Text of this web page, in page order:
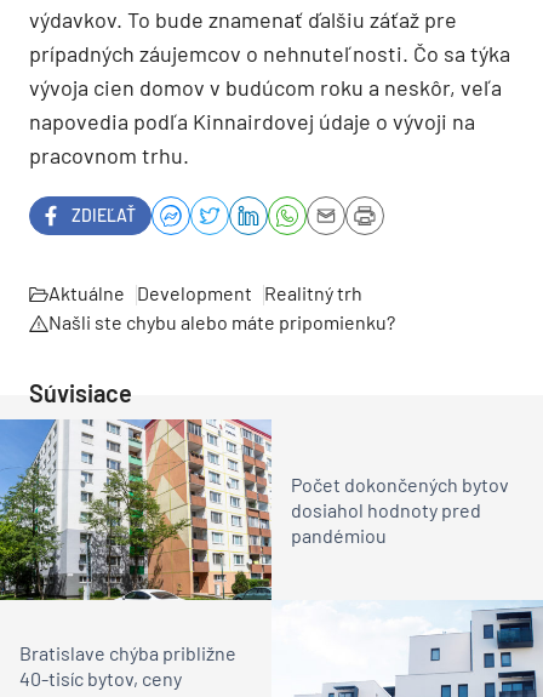
výdavkov. To bude znamenať ďalšiu záťaž pre
prípadných záujemcov o nehnuteľnosti. Čo sa týka
vývoja cien domov v budúcom roku a neskôr, veľa
napovedia podľa Kinnairdovej údaje o vývoji na
pracovnom trhu.
ZDIEĽAŤ
Aktuálne Development
Realitný trh
Našli ste chybu alebo máte pripomienku?
Súvisiace
Počet dokončených bytov
dosiahol hodnoty pred
pandémiou
Bratislave chýba približne
40-tisíc bytov, ceny